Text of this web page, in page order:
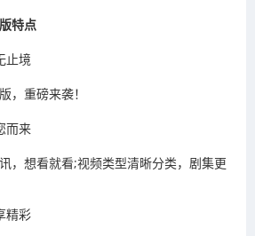
特点
止境
，重磅来袭！
而来
，想看就看;视频类型清晰分类，剧集更
精彩